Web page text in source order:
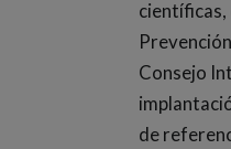
científicas,
Consejo
de